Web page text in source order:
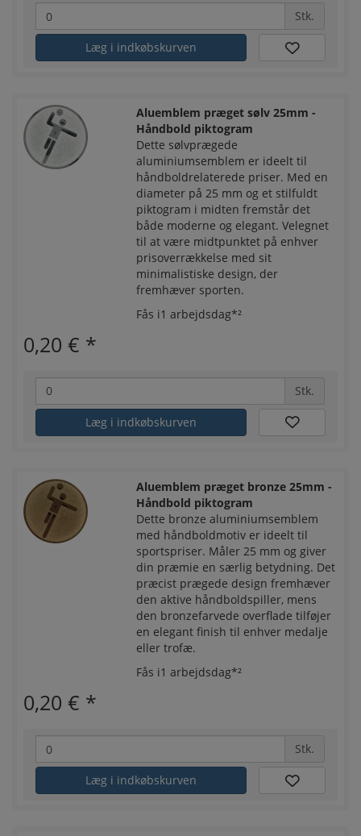
Stk.
Læg i indkøbskurven
Aluemblem præget sølv 25mm -
Håndbold piktogram
Dette sølvprægede
aluminiumsemblem er ideelt til
håndboldrelaterede priser. Med en
diameter på 25 mm og et stilfuldt
piktogram i midten fremstår det
både moderne og elegant. Velegnet
til at være midtpunktet på enhver
prisoverrækkelse med sit
minimalistiske design, der
fremhæver sporten.
Fås i1 arbejdsdag*²
0,20 € *
Stk.
Læg i indkøbskurven
Aluemblem præget bronze 25mm -
Håndbold piktogram
Dette bronze aluminiumsemblem
med håndboldmotiv er ideelt til
sportspriser. Måler 25 mm og giver
din præmie en særlig betydning. Det
præcist prægede design fremhæver
den aktive håndboldspiller, mens
den bronzefarvede overflade tilføjer
en elegant finish til enhver medalje
eller trofæ.
Fås i1 arbejdsdag*²
0,20 € *
Stk.
Læg i indkøbskurven